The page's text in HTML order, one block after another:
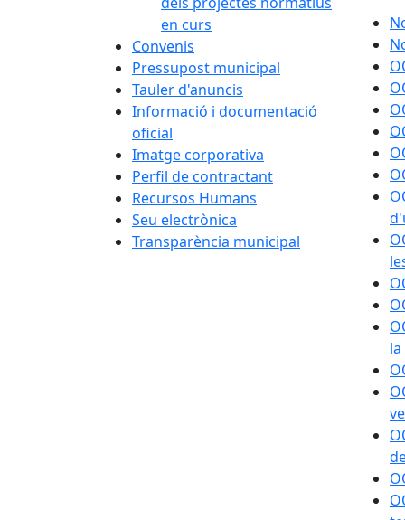
en curs
Convenis
Pressupost municipal
Tauler d'anuncis
Informació i documentació
oficial
Imatge corporativa
Perfil de contractant
Recursos Humans
Seu electrònica
Transparència municipal